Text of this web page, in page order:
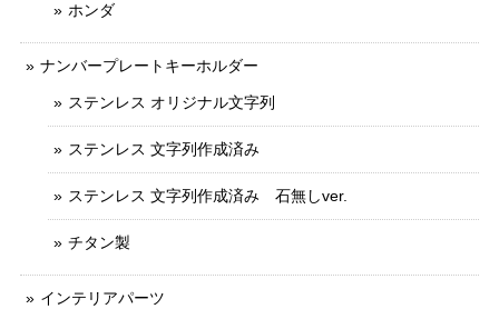
ホンダ
ナンバープレートキーホルダー
ステンレス オリジナル文字列
ステンレス 文字列作成済み
ステンレス 文字列作成済み 石無しver.
チタン製
インテリアパーツ